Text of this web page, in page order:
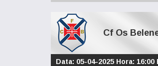
Cf Os
Data: 05-04-2025 Hora: